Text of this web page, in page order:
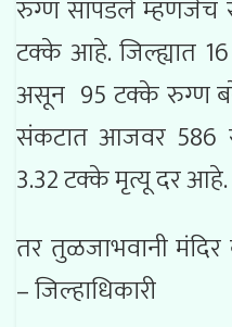
रुग्ण सापडले म्हणजेच
टक्के आहे. जिल्ह्यात
असून 95 टक्के रुग्ण बरे
संकटात आजवर 586
3.32 टक्के मृत्यू दर आहे.
तर तुळजाभवानी
– जिल्हाधिकारी